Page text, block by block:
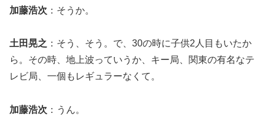
加藤浩次 ：そうか。
土田晃之 ：そう、そう。で、30の時に子供2人目もいたか
ら。その時、地上波っていうか、キー局、関東の有名なテ
レビ局、一個もレギュラーなくて。
加藤浩次 ：うん。